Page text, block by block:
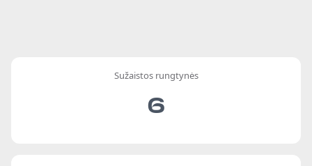
Sužaistos rungtynės
6